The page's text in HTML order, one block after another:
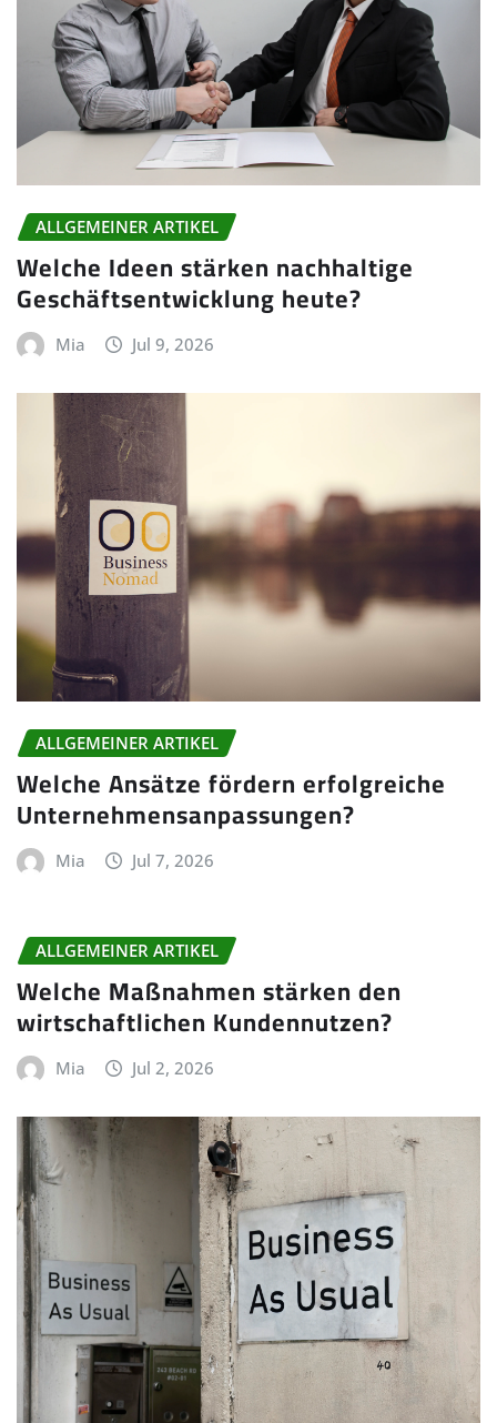
ALLGEMEINER ARTIKEL
Welche Ideen stärken nachhaltige
Geschäftsentwicklung heute?
Mia Jul 9, 2026
ALLGEMEINER ARTIKEL
Welche Ansätze fördern erfolgreiche
Unternehmensanpassungen?
Mia Jul 7, 2026
ALLGEMEINER ARTIKEL
Welche Maßnahmen stärken den
wirtschaftlichen Kundennutzen?
Mia Jul 2, 2026